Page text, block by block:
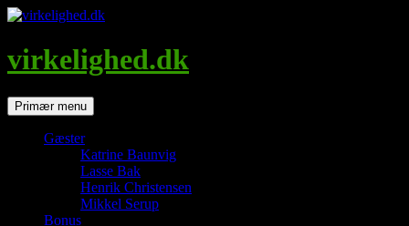
Hop
indhold
virkelighed.dk
SøgPrimær menu
Gæster
Katrine Baunvig
Lasse Bak
Henrik Christensen
Mikkel Serup
Bonus